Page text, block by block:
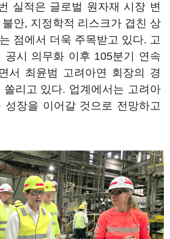
실적은 글로벌 원자재 시장 변
안, 지정학적 리스크가 겹친 상
점에서 더욱 주목받고 있다. 고
공시 의무화 이후 105분기 연속
서 최윤범 고려아연 회장의 경
리고 있다. 업계에서는 고려아
성장을 이어갈 것으로 전망하고